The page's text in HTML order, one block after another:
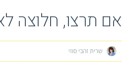
אם תרצו, חלוצה
שרית זהבי סוזי